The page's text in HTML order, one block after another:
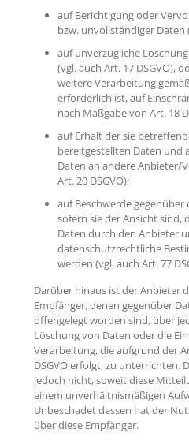
auf Berichtigung oder
bzw. unvollständiger Daten
auf unverzügliche
(vgl. auch Art. 17 DSGVO),
weitere Verarbeitung
erforderlich ist, auf
nach Maßgabe von Art. 18
auf Erhalt der sie
bereitgestellten Daten und
Daten an andere Anbieter/
Art. 20 DSGVO);
auf Beschwerde
sofern sie der Ansicht sind,
Daten durch den Anbieter
datenschutzrechtliche
werden (vgl. auch Art. 77
Darüber hinaus ist der Anbieter
Empfänger, denen gegenüber
offengelegt worden sind, über
Löschung von Daten oder die
Verarbeitung, die aufgrund der
DSGVO erfolgt, zu unterrichten.
jedoch nicht, soweit diese
einem unverhältnismäßigen
Unbeschadet dessen hat der
über diese Empfänger.